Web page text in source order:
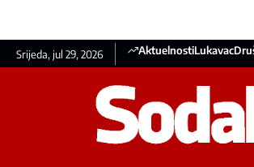
Srijeda, jul 29, 2026 AktuelnostiLukavac